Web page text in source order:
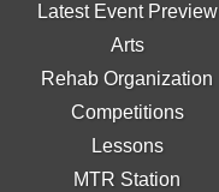
Latest Event Preview
Arts
Rehab Organization
Competitions
Lessons
MTR Station